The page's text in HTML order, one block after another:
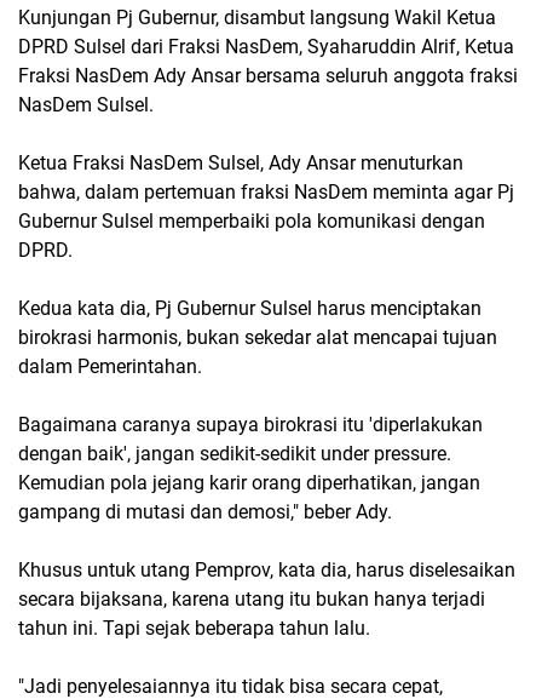
Kunjungan Pj Gubernur, disambut langsung Wakil Ketua
DPRD Sulsel dari Fraksi NasDem, Syaharuddin Alrif, Ketua
Fraksi NasDem Ady Ansar bersama seluruh anggota fraksi
NasDem Sulsel.
Ketua Fraksi NasDem Sulsel, Ady Ansar menuturkan
bahwa, dalam pertemuan fraksi NasDem meminta agar Pj
Gubernur Sulsel memperbaiki pola komunikasi dengan
DPRD.
Kedua kata dia, Pj Gubernur Sulsel harus menciptakan
birokrasi harmonis, bukan sekedar alat mencapai tujuan
dalam Pemerintahan.
Bagaimana caranya supaya birokrasi itu 'diperlakukan
dengan baik', jangan sedikit-sedikit under pressure.
Kemudian pola jejang karir orang diperhatikan, jangan
gampang di mutasi dan demosi," beber Ady.
Khusus untuk utang Pemprov, kata dia, harus diselesaikan
secara bijaksana, karena utang itu bukan hanya terjadi
tahun ini. Tapi sejak beberapa tahun lalu.
"Jadi penyelesaiannya itu tidak bisa secara cepat,